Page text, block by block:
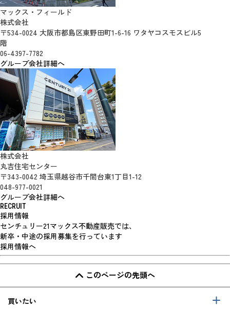
マックス・フィールド
株式会社
〒534-0024 大阪市都島区東野田町1-6-16 ワタヤコスモスビル5
階
06-4397-7782
グループ会社詳細へ
株式会社
丸吉住宅センター
〒343-0042 埼玉県越谷市千間台東1丁目1-12
048-977-0021
グループ会社詳細へ
RECRUIT
採用情報
センチュリー21マックス不動産販売では、
新卒・中途の採用募集を行っています
採用情報へ
このページの先頭へ
買いたい